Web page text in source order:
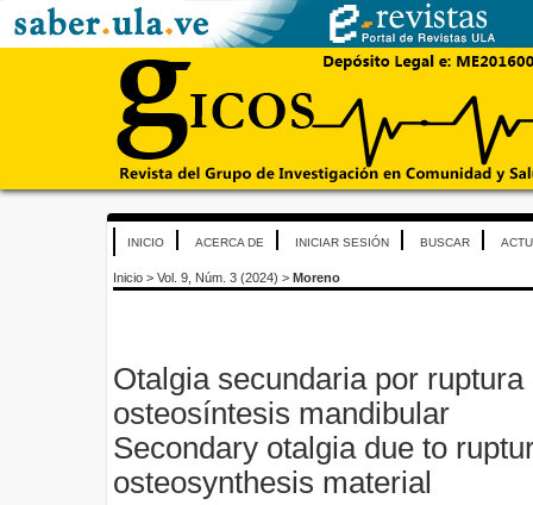
INICIO ACERCA DE INICIAR SESIÓN BUSCAR
Inicio > Vol. 9, Núm. 3 (2024) > Moreno
Otalgia secundaria por
osteosíntesis mandibular
Secondary otalgia due to
osteosynthesis material